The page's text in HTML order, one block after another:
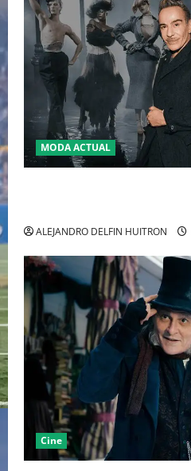
MODA ACTUAL
ALEJANDRO DELFIN HUITRON
Cine